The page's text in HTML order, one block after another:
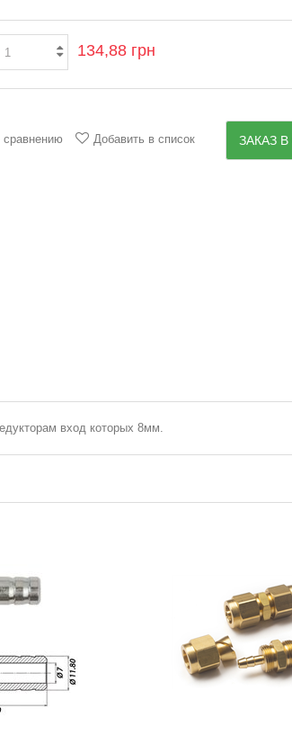
134,88 грн
сравнению Добавить в список ЗАКАЗ
вход которых 8мм.